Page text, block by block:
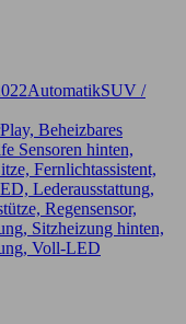
AutomatikSUV /
Beheizbares
Sensoren hinten,
Fernlichtassistent,
Lederausstattung,
Regensensor,
Sitzheizung hinten,
Voll-LED